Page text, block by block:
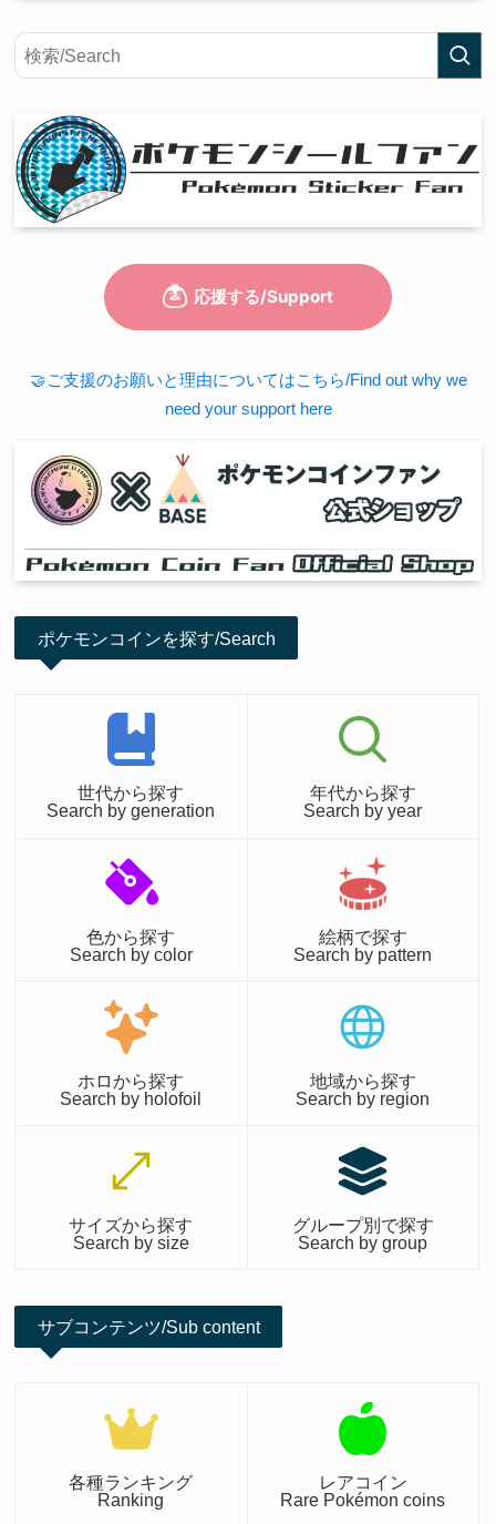
🤝ご支援のお願いと理由についてはこちら/Find out why we
need your support here
ポケモンコインを探す/Search
世代から探す
Search by generation
年代から探す
Search by year
色から探す
Search by color
絵柄で探す
Search by pattern
ホロから探す
Search by holofoil
地域から探す
Search by region
サイズから探す
Search by size
グループ別で探す
Search by group
サブコンテンツ/Sub content
各種ランキング
Ranking
レアコイン
Rare Pokémon coins